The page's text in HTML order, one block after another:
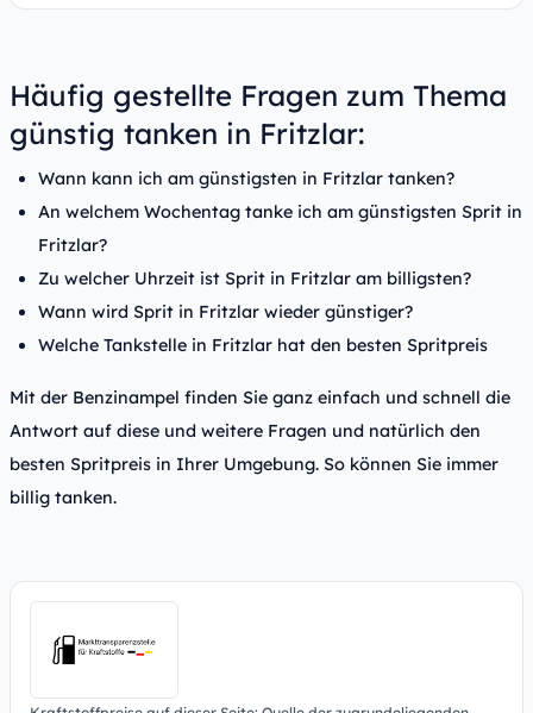
Häufig gestellte Fragen zum Thema
günstig tanken in Fritzlar:
Wann kann ich am günstigsten in Fritzlar tanken?
An welchem Wochentag tanke ich am günstigsten Sprit in
Fritzlar?
Zu welcher Uhrzeit ist Sprit in Fritzlar am billigsten?
Wann wird Sprit in Fritzlar wieder günstiger?
Welche Tankstelle in Fritzlar hat den besten Spritpreis
Mit der Benzinampel finden Sie ganz einfach und schnell die
Antwort auf diese und weitere Fragen und natürlich den
besten Spritpreis in Ihrer Umgebung. So können Sie immer
billig tanken.